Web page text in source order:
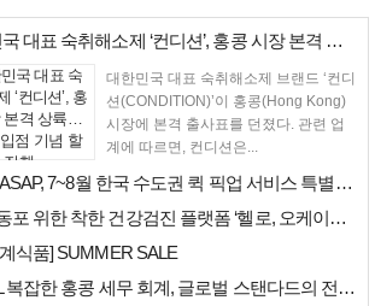
대한민국 대표 숙취해소제 ‘컨디션’, 홍콩 시장 본격 상륙… 왓슨스 입점…
대한민국 대표 숙취해소제 브랜드 ‘컨디
션(CONDITION)’이 홍콩(Hong Kong)
시장에 본격 출사표를 던졌다. 관련 업
계에 따르면, 컨디션은...
아삽 ASAP, 7~8월 한국 수도권 퀵 픽업 서비스 특별 프로모션 실시
재외동포 위한 착한 건강검진 플랫폼 ‘헬로, 오케이검진’ 서비스 개시
식품] SUMMER SALE
WALL 복잡한 홍콩 세무 회계, 글로벌 스탠다드의 전문가들이 답을 드립…